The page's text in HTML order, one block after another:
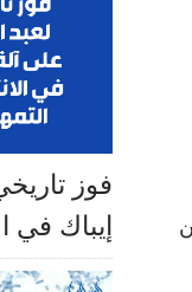
فوز
إيباك في